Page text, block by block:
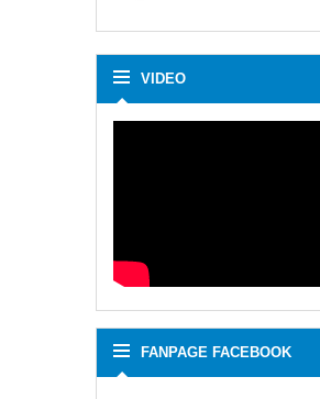
VIDEO
FANPAGE FACEBOOK